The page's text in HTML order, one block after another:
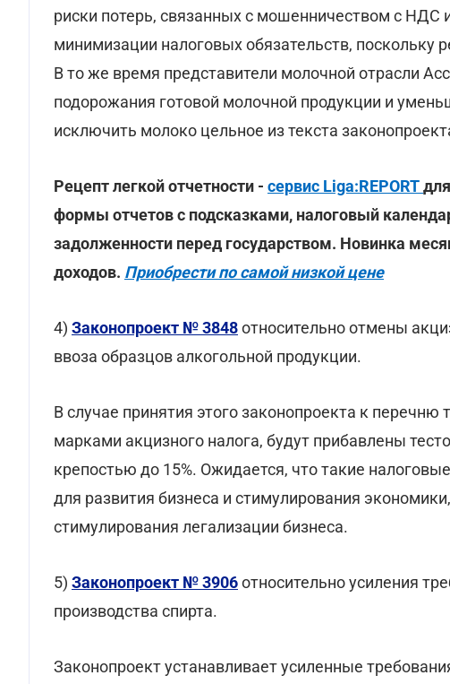
риски потерь, связанных с мошенничеством с
минимизации налоговых обязательств, поскольку
В то же время представители молочной отрасли
подорожания готовой молочной продукции и
исключить молоко цельное из текста
Рецепт легкой отчетности - сервис Liga:REPORT
формы отчетов с подсказками, налоговый
задолженности перед государством. Новинка
доходов. Приобрести по самой низкой цене
4) Законопроект № 3848относительно отмены
ввоза образцов алкогольной продукции.
В случае принятия этого законопроекта к
марками акцизного налога, будут прибавлены
крепостью до 15%. Ожидается, что такие
для развития бизнеса и стимулирования
стимулирования легализации бизнеса.
5) Законопроект № 3906относительно усиления
производства спирта.
Законопроект устанавливает усиленные